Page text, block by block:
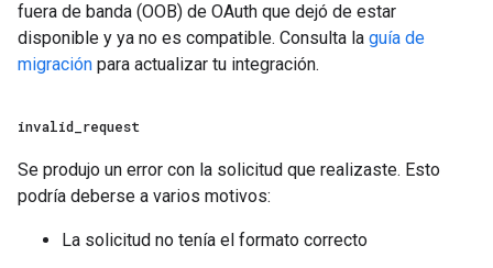
fuera de banda (OOB) de OAuth que dejó de estar
disponible y ya no es compatible. Consulta la guía de
migración para actualizar tu integración.
invalid request
Se produjo un error con la solicitud que realizaste. Esto
podría deberse a varios motivos:
La solicitud no tenía el formato correcto